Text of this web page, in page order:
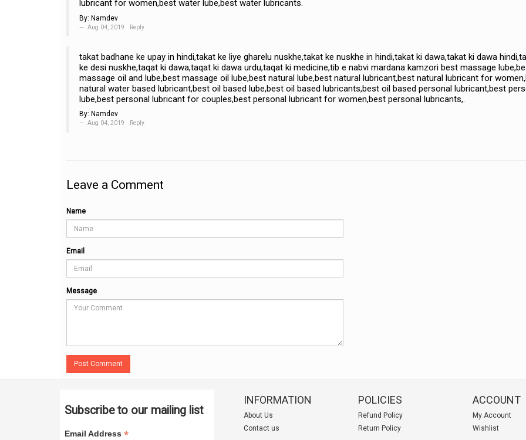
lubricant for women,best water lube,best water lubricants.
By: Namdev
Aug 04, 2019 Reply
takat badhane ke upay in hindi,takat ke liye gharelu nuskhe,takat ke nuskhe in hindi,takat ki dawa,takat ki dawa
ke desi nuskhe,taqat ki dawa,taqat ki dawa urdu,taqat ki medicine,tib e nabvi mardana kamzori best massage
massage oil and lube,best massage oil lube,best natural lube,best natural lubricant,best natural lubricant for
natural water based lubricant,best oil based lube,best oil based lubricants,best oil based personal lubricant,best
lube,best personal lubricant for couples,best personal lubricant for women,best personal lubricants,.
By: Namdev
Aug 04, 2019 Reply
Leave a Comment
Name
Email
Message
Post Comment
Subscribe to our mailing list
Email Address *
INFORMATION
About Us
Contact us
POLICIES
Refund Policy
Return Policy
ACCOUNT
My Account
Wishlist